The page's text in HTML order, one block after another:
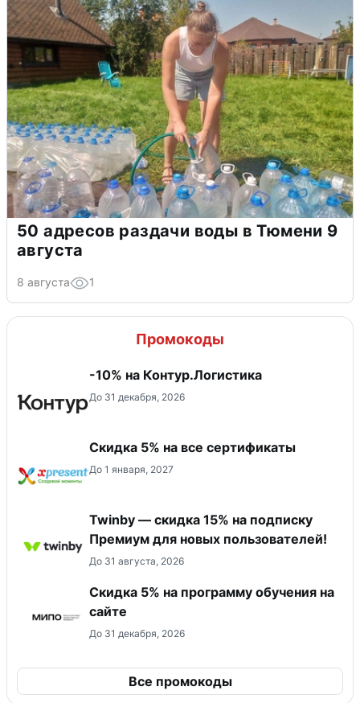
50 адресов раздачи воды в Тюмени 9
августа
8 августа 1
Промокоды
-10% на Контур.Логистика
До 31 декабря, 2026
Скидка 5% на все сертификаты
До 1 января, 2027
Twinby — скидка 15% на подписку
Премиум для новых пользователей!
До 31 августа, 2026
Скидка 5% на программу обучения на
сайте
До 31 декабря, 2026
Все промокоды